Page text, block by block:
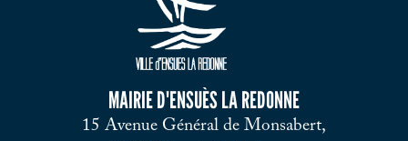
MAIRIE D'ENSUÈS LA REDONNE
15 Avenue Général de Monsabert,